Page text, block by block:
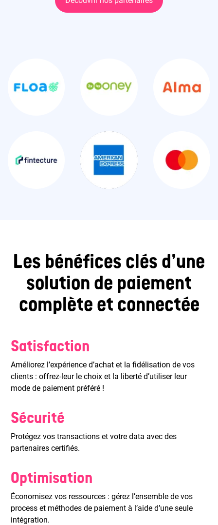
Les bénéfices clés d’une
solution de paiement
complète et connectée
Satisfaction
Améliorez l’expérience d’achat et la fidélisation de vos
clients : offrez-leur le choix et la liberté d’utiliser leur
mode de paiement préféré !
Sécurité
Protégez vos transactions et votre data avec des
partenaires certifiés.
Optimisation
Économisez vos ressources : gérez l’ensemble de vos
process et méthodes de paiement à l’aide d’une seule
intégration.